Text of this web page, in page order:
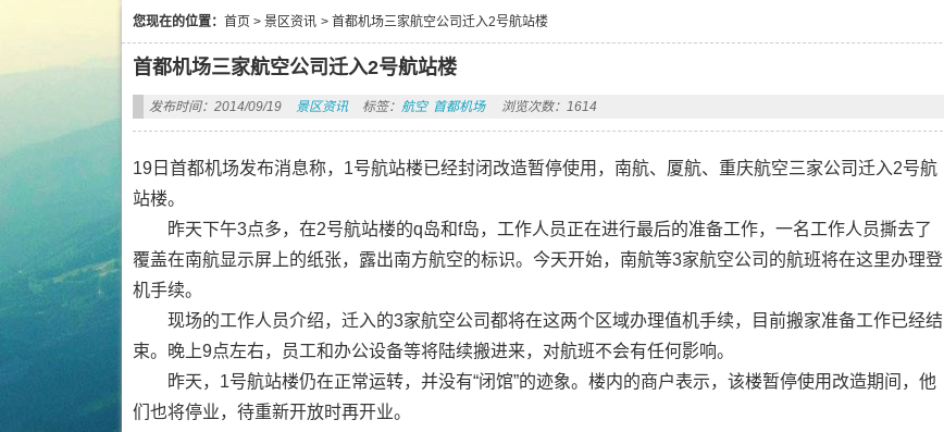
您现在的位置： 首页 > 景区资讯 > 首都机场三家航空公司迁入2号航站楼
首都机场三家航空公司迁入2号航站楼
发布时间：2014/09/19 景区资讯 标签： 航空 首都机场 浏览次数：1614
19日首都机场发布消息称，1号航站楼已经封闭改造暂停使用，南航、厦航、重庆航空三家公司迁入2号航
站楼。
昨天下午3点多，在2号航站楼的q岛和f岛，工作人员正在进行最后的准备工作，一名工作人员撕去了
覆盖在南航显示屏上的纸张，露出南方航空的标识。今天开始，南航等3家航空公司的航班将在这里办理登
机手续。
现场的工作人员介绍，迁入的3家航空公司都将在这两个区域办理值机手续，目前搬家准备工作已经结
束。晚上9点左右，员工和办公设备等将陆续搬进来，对航班不会有任何影响。
昨天，1号航站楼仍在正常运转，并没有“闭馆”的迹象。楼内的商户表示，该楼暂停使用改造期间，他
们也将停业，待重新开放时再开业。